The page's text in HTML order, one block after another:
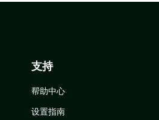
支持
帮助中心
设置指南